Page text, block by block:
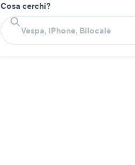
Cosa cerchi?